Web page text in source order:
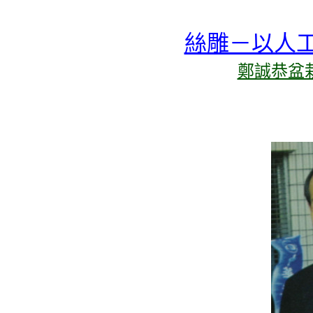
絲雕－以人
鄭誠恭盆